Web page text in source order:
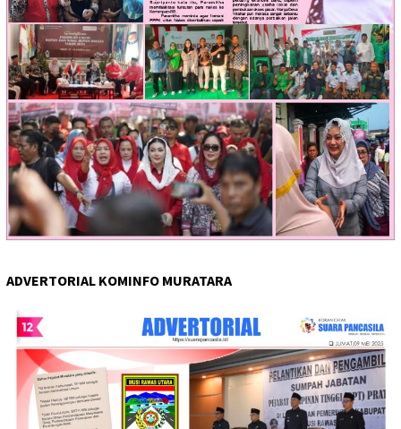
ADVERTORIAL KOMINFO MURATARA